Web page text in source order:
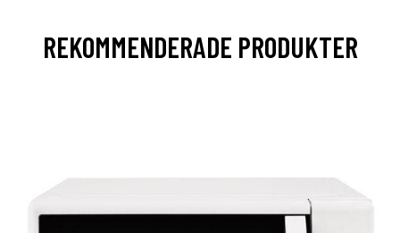
REKOMMENDERADE PRODUKTER